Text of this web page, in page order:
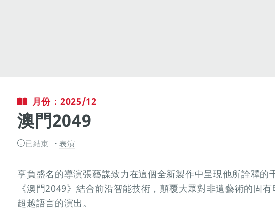
月份：2025/12
澳門2049
已結束 表演
享負盛名的導演張藝謀致力在這個全新製作中呈現他所詮釋的
《澳門2049》結合前沿智能技術，顛覆大眾對非遺藝術的固
超越語言的演出。